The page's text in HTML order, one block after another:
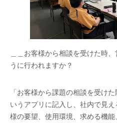
＿＿お客様から相談を受けた時
うに行われますか？
「お客様から課題の相談を受け
いうアプリに記入し、社内で見
様の要望、使用環境、求める機